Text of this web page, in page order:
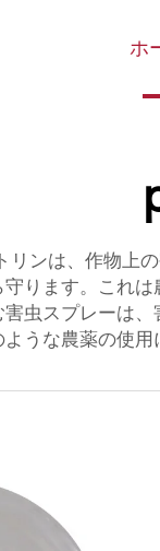
ホ
リンは、作物上
ります。これ
虫スプレーは
うな農薬の使